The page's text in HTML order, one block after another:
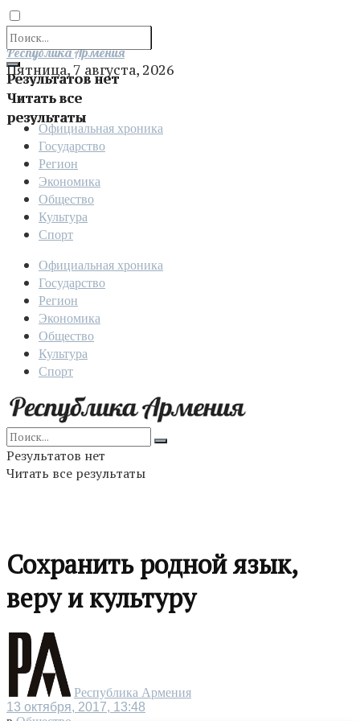
Результатов нет
Читать все
результаты
Отправить
Республика Армения
Пятница, 7 августа, 2026
Официальная хроника
Государство
Регион
Экономика
Общество
Культура
Спорт
Официальная хроника
Государство
Регион
Экономика
Общество
Культура
Спорт
Результатов нет
Читать все результаты
Сохранить родной язык,
веру и культуру
Республика Армения
13 октября, 2017, 13:48